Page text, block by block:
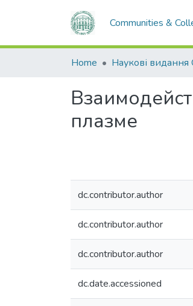
Communities &
Home
плазме
dc.contributor.author
dc.contributor.author
dc.contributor.author
dc.date.accessioned